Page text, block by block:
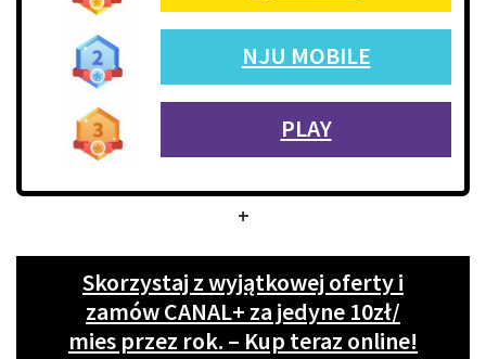
NJU MOBILE
PLAY
+
Skorzystaj z wyjątkowej oferty i
zamów CANAL+ za jedyne 10zł/
mies przez rok. – Kup teraz online!